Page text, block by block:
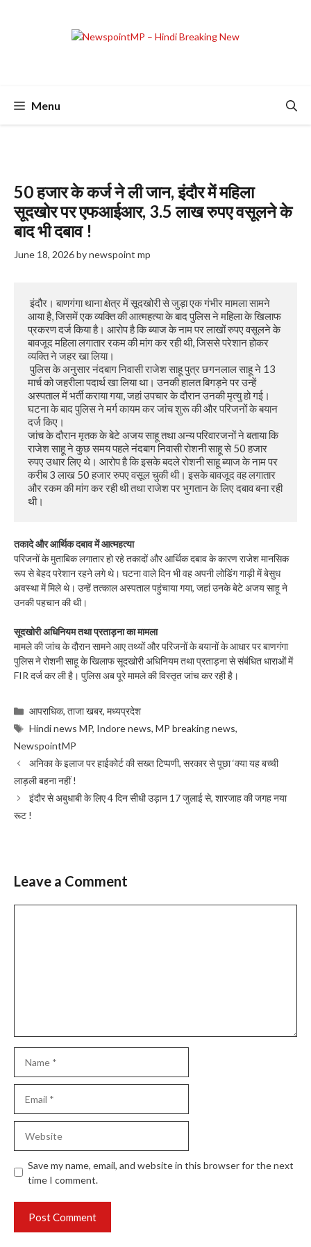
Menu
50 हजार के कर्ज ने ली जान, इंदौर में महिला
सूदखोर पर एफआईआर, 3.5 लाख रुपए वसूलने के
बाद भी दबाव !
June 18, 2026bynewspoint mp
इंदौर। बाणगंगा थाना क्षेत्र में सूदखोरी से जुड़ा एक गंभीर मामला सामने
आया है, जिसमें एक व्यक्ति की आत्महत्या के बाद पुलिस ने महिला के खिलाफ
प्रकरण दर्ज किया है। आरोप है कि ब्याज के नाम पर लाखों रुपए वसूलने के
बावजूद महिला लगातार रकम की मांग कर रही थी, जिससे परेशान होकर
व्यक्ति ने जहर खा लिया।
पुलिस के अनुसार नंदबाग निवासी राजेश साहू पुत्र छगनलाल साहू ने 13
मार्च को जहरीला पदार्थ खा लिया था। उनकी हालत बिगड़ने पर उन्हें
अस्पताल में भर्ती कराया गया, जहां उपचार के दौरान उनकी मृत्यु हो गई।
घटना के बाद पुलिस ने मर्ग कायम कर जांच शुरू की और परिजनों के बयान
दर्ज किए।
जांच के दौरान मृतक के बेटे अजय साहू तथा अन्य परिवारजनों ने बताया कि
राजेश साहू ने कुछ समय पहले नंदबाग निवासी रोशनी साहू से 50 हजार
रुपए उधार लिए थे। आरोप है कि इसके बदले रोशनी साहू ब्याज के नाम पर
करीब 3 लाख 50 हजार रुपए वसूल चुकी थी। इसके बावजूद वह लगातार
और रकम की मांग कर रही थी तथा राजेश पर भुगतान के लिए दबाव बना रही
थी।
तकादे और आर्थिक दबाव में आत्महत्या
परिजनों के मुताबिक लगातार हो रहे तकादों और आर्थिक दबाव के कारण राजेश मानसिक
रूप से बेहद परेशान रहने लगे थे। घटना वाले दिन भी वह अपनी लोडिंग गाड़ी में बेसुध
अवस्था में मिले थे। उन्हें तत्काल अस्पताल पहुंचाया गया, जहां उनके बेटे अजय साहू ने
उनकी पहचान की थी।
सूदखोरी अधिनियम तथा प्रताड़ना का मामला
मामले की जांच के दौरान सामने आए तथ्यों और परिजनों के बयानों के आधार पर बाणगंगा
पुलिस ने रोशनी साहू के खिलाफ सूदखोरी अधिनियम तथा प्रताड़ना से संबंधित धाराओं में
FIR दर्ज कर ली है। पुलिस अब पूरे मामले की विस्तृत जांच कर रही है।
Categories
आपराधिक,ताजा खबर,मध्यप्रदेश
Tags
Hindi news MP, Indore news,MP breaking news,
NewspointMP
अनिका के इलाज पर हाईकोर्ट की सख्त टिप्पणी, सरकार से पूछा ‘क्या यह बच्ची
लाड़ली बहना नहीं !
इंदौर से अबुधाबी के लिए 4 दिन सीधी उड़ान 17 जुलाई से, शारजाह की जगह नया
रूट !
Leave a Comment
Save my name, email, and website in this browser for the next
time I comment.